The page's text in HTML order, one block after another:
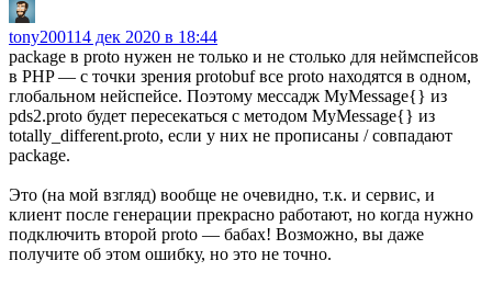
tony200114 дек 2020 в 18:44
package в proto нужен не только и не столько для неймспейсов
в PHP — с точки зрения protobuf все proto находятся в одном,
глобальном нейспейсе. Поэтому мессадж MyMessage{} из
pds2.proto будет пересекаться с методом MyMessage{} из
totally_different.proto, если у них не прописаны / совпадают
package.
Это (на мой взгляд) вообще не очевидно, т.к. и сервис, и
клиент после генерации прекрасно работают, но когда нужно
подключить второй proto — бабах! Возможно, вы даже
получите об этом ошибку, но это не точно.